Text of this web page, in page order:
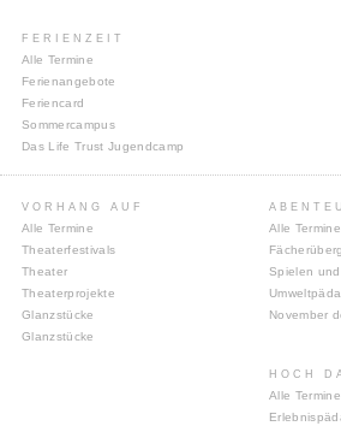
FERIENZEIT
Alle Termine
Ferienangebote
Feriencard
Sommercampus
Das Life Trust Jugendcamp
VORHANG AUF
Alle Termine
Theaterfestivals
Theater
Theaterprojekte
Glanzstücke
Glanzstücke
Alle Termine
Spielen
November
HOCH
Alle Termine